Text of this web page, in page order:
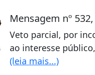
Mensagem nº
Veto parcial, por
ao interesse
(leia mais...)